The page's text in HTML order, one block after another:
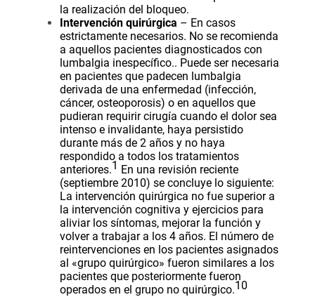
la realización del bloqueo.
Intervención quirúrgica – En casos
estrictamente necesarios. No se recomienda
a aquellos pacientes diagnosticados con
lumbalgia inespecífico.. Puede ser necesaria
en pacientes que padecen lumbalgia
derivada de una enfermedad (infección,
cáncer, osteoporosis) o en aquellos que
pudieran requirir cirugía cuando el dolor sea
intenso e invalidante, haya persistido
durante más de 2 años y no haya
respondido a todos los tratamientos
anteriores.1 En una revisión reciente
(septiembre 2010) se concluye lo siguiente:
La intervención quirúrgica no fue superior a
la intervención cognitiva y ejercicios para
aliviar los síntomas, mejorar la función y
volver a trabajar a los 4 años. El número de
reintervenciones en los pacientes asignados
al «grupo quirúrgico» fueron similares a los
pacientes que posteriormente fueron
operados en el grupo no quirúrgico.10